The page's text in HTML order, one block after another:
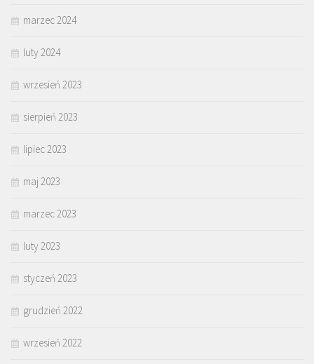
marzec 2024
luty 2024
wrzesień 2023
sierpień 2023
lipiec 2023
maj 2023
marzec 2023
luty 2023
styczeń 2023
grudzień 2022
wrzesień 2022